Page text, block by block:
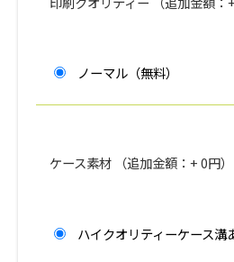
ノーマル（無料）
ケース素材 （追加金額：+0円）
ハイクオリティーケース溝